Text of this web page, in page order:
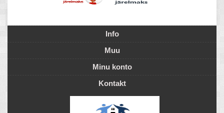
Info
Muu
Minu konto
Kontakt